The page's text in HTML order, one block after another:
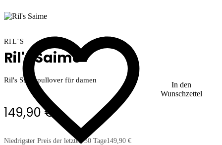
In den
Wunschzettel
RIL'S
Ril's Saime
Ril's Strickpullover für damen
149,90 €
Niedrigster Preis der letzten 30 Tage149,90 €